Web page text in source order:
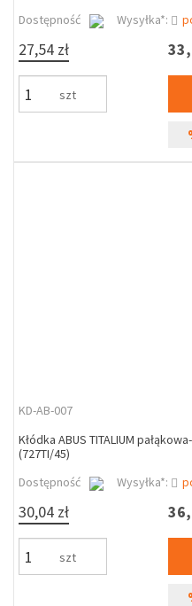
Dostępność
Wysyłka*:
27,54 zł
szt
KD-AB-007
Kłódka ABUS TITALIUM
(727TI/45)
Dostępność
Wysyłka*:
30,04 zł
szt